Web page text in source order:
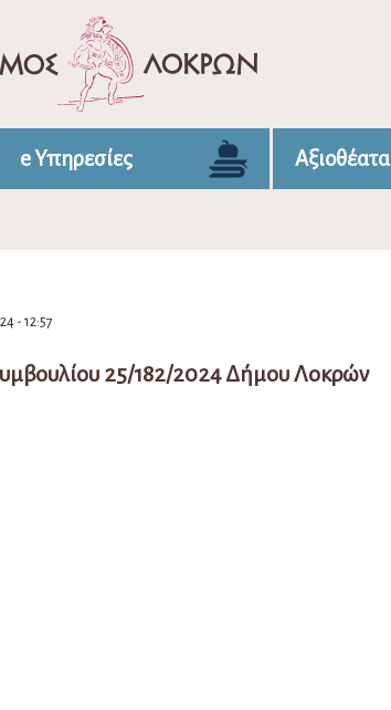
e Υπηρεσίες Αξιοθέατα
- 12:57
25/182/2024 Δήμου Λοκρών